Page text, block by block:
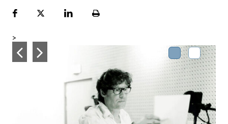
FacebookPlattformLinekdInSeite
>